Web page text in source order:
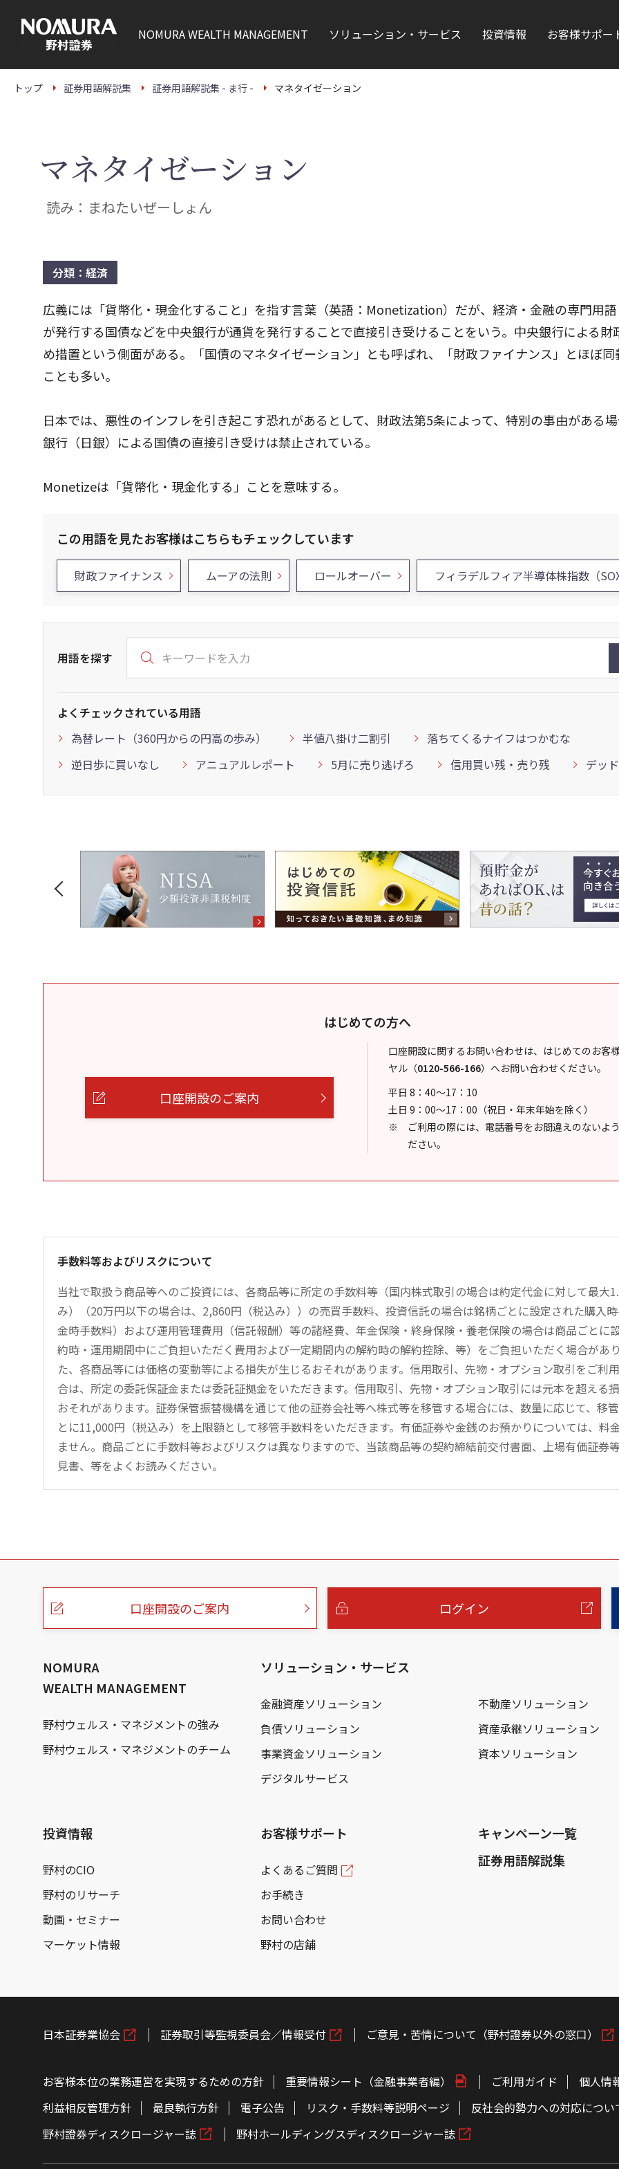
本
NOMURAWEALTH MANAGEMENT ソリューション・サービス 投資情報 お客様サポー
トップ 証券用語解説集 証券用語解説集 - ま行 - マネタイゼーション
マネタイゼーション
読み：まねたいぜーしょん
分類：経済
広義には「貨幣化・現金化すること」を指す言葉（英語：Monetization）だが、経済・金融の専門用
が発行する国債などを中央銀行が通貨を発行することで直接引き受けることをいう。中央銀行による財
め措置という側面がある。「国債のマネタイゼーション」とも呼ばれ、「財政ファイナンス」とほぼ同
ことも多い。
日本では、悪性のインフレを引き起こす恐れがあるとして、財政法第5条によって、特別の事由がある
銀行（日銀）による国債の直接引き受けは禁止されている。
Monetizeは「貨幣化・現金化する」ことを意味する。
この用語を見たお客様はこちらもチェックしています
財政ファイナンス ムーアの法則 ロールオーバー フィラデルフィア半導体株指数（
用語を探す
よくチェックされている用語
為替レート（360円からの円高の歩み）
半値八掛け二割引
落ちてくるナイフはつかむな
逆日歩に買いなし
アニュアルレポート 5月に売り逃げろ 信用買い残・売り残 デッ
はじめての方へ
口座開設のご案内
口座開設に関するお問い合わせは、はじめてのお客
ヤル （0120-566-166） へお問い合わせください。
平日 8：40～17：10
土日 9：00～17：00（祝日・年末年始を除く）
ご利用の際には、電話番号をお間違えのないよ
ださい。
手数料等およびリスクについて
当社で取扱う商品等へのご投資には、各商品等に所定の手数料等（国内株式取引の場合は約定代金に対して最大
み）（20万円以下の場合は、2,860円（税込み））の売買手数料、投資信託の場合は銘柄ごとに設定された購入
金時手数料）および運用管理費用（信託報酬）等の諸経費、年金保険・終身保険・養老保険の場合は商品ごとに
約時・運用期間中にご負担いただく費用および一定期間内の解約時の解約控除、等）をご負担いただく場合があ
た、各商品等には価格の変動等による損失が生じるおそれがあります。信用取引、先物・オプション取引をご利
合は、所定の委託保証金または委託証拠金をいただきます。信用取引、先物・オプション取引には元本を超える
おそれがあります。証券保管振替機構を通じて他の証券会社等へ株式等を移管する場合には、数量に応じて、移
とに11,000円（税込み）を上限額として移管手数料をいただきます。有価証券や金銭のお預かりについては、料
ません。商品ごとに手数料等およびリスクは異なりますので、当該商品等の契約締結前交付書面、上場有価証券
見書、等をよくお読みください。
こ
口座開設のご案内 ログイン
NOMURA
WEALTH MANAGEMENT
野村ウェルス・マネジメントの強み
野村ウェルス・マネジメントのチーム
ソリューション・サービス
金融資産ソリューション 不動産ソリューション
負債ソリューション
資産承継ソリューション
事業資金ソリューション
資本ソリューション
デジタルサービス
投資情報
野村のCIO
野村のリサーチ
動画・セミナー
マーケット情報
お客様サポート
よくあるご質問
お手続き
お問い合わせ
野村の店舗
キャンペーン一覧
証券用語解説集
日本証券業協会 証券取引等監視委員会／情報受付 ご意見・苦情について（野村證券以外の窓口）
お客様本位の業務運営を実現するための方針 重要情報シート（金融事業者編） ご利用ガイド 個人情
利益相反管理方針
最良執行方針 電子公告 リスク・手数料等説明ページ 反社会的勢力への対応につい
野村證券ディスクロージャー誌
野村ホールディングスディスクロージャー誌